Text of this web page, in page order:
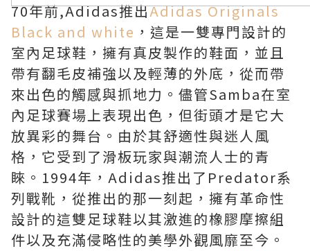
70年前,Adidas推出Adidas Originals
Black and white ，這是一雙專門設計的
室內足球鞋，擁有真皮製作的鞋面，並且
帶有翻毛皮補強以及輕薄的外底，從而帶
來出色的觸感與抓地力。儘管Samba在室
內足球賽場上表現出色，但街頭才是它大
放異彩的舞台。由於其舒適性與迷人風
格，它受到了滑板玩家與潮流人士的青
睞。1994年，Adidas推出了Predator系
列戰靴，從推出的那一刻起，擁有革命性
設計的這雙足球鞋以其激進的橡膠摩擦組
件以及充滿侵略性的美學外觀風靡至今。